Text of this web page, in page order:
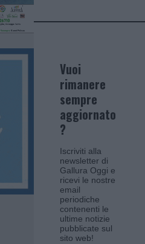
Vuoi
rimanere
sempre
aggiornato
?
Iscriviti alla
newsletter di
Gallura Oggi e
ricevi le nostre
email
periodiche
contenenti le
ultime notizie
pubblicate sul
sito web!